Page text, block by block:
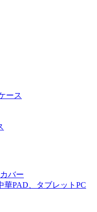
ース
バー
華PAD、タブレットPC